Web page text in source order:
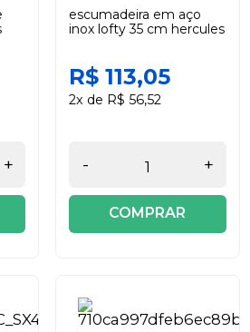
+
escumadeira em aço
inox lofty 35 cm hercules
R$ 113,05
2x de R$ 56,52
- +
COMPRAR